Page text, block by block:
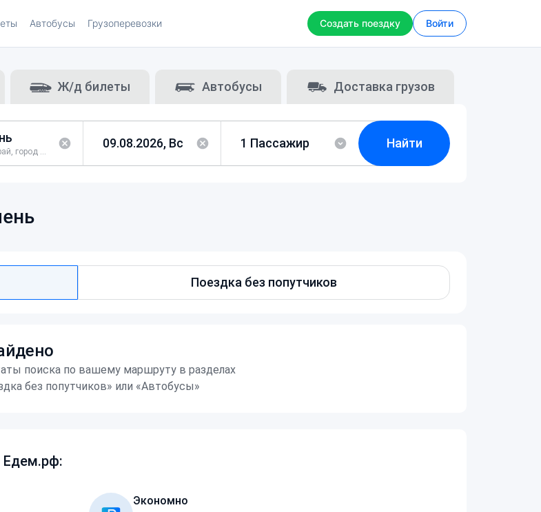
Автобусы Грузоперевозки Создать поездку Войти
Ж/д билеты Автобусы Доставка грузов
Россия, Приморский край, город Большой Камень
Найти
Поездка без попутчиков
поиска по вашему маршруту в разделах
без попутчиков» или «Автобусы»
Едем.рф:
Экономно